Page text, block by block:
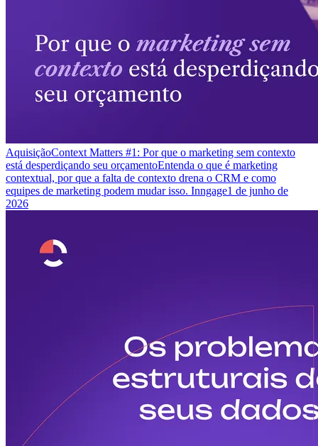
AquisiçãoContext Matters #1: Por que o marketing sem contexto
está desperdiçando seu orçamentoEntenda o que é marketing
contextual, por que a falta de contexto drena o CRM e como
equipes de marketing podem mudar isso. Inngage1 de junho de
2026